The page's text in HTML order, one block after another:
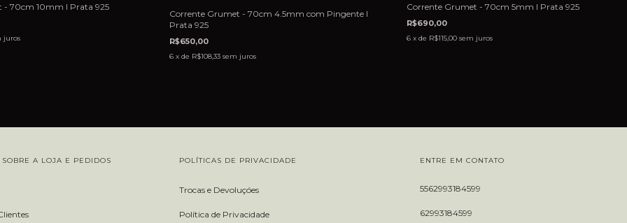
- 70cm 10mm I Prata 925
juros
Corrente Grumet - 70cm 4.5mm com Pingente I
Prata 925
R$650,00
6 x de R$108,33 sem juros
Corrente Grumet - 70cm 5mm I Prata 925
R$690,00
6 x de R$115,00 sem juros
A LOJA E PEDIDOS POLÍTICAS DE PRIVACIDADE
Trocas e Devoluçóes
Política de Privacidade
ENTRE EM CONTATO
5562993184599
62993184599